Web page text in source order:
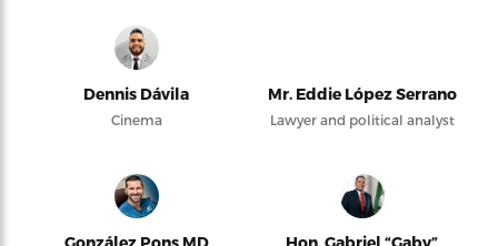
Dennis Dávila
Cinema
Mr. Eddie López Serrano
Lawyer and political analyst
González Pons MD
Hon. Gabriel “Gaby”